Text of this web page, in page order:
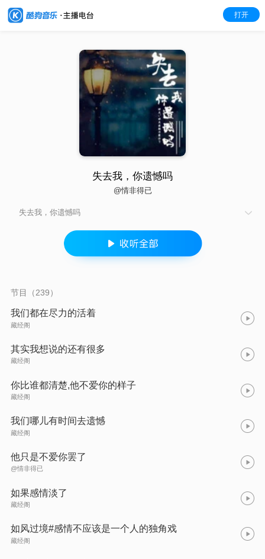
打开
失去我，你遗憾吗
@情非得已
失去我，你遗憾吗
节目（239）
我们都在尽力的活着
藏经阁
其实我想说的还有很多
藏经阁
你比谁都清楚,他不爱你的样子
藏经阁
我们哪儿有时间去遗憾
藏经阁
他只是不爱你罢了
@情非得已
如果感情淡了
藏经阁
如风过境#感情不应该是一个人的独角戏
藏经阁